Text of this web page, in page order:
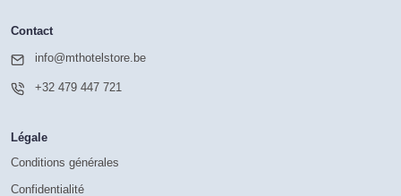
Contact
info@mthotelstore.be
+32 479 447 721
Légale
Conditions générales
Confidentialité